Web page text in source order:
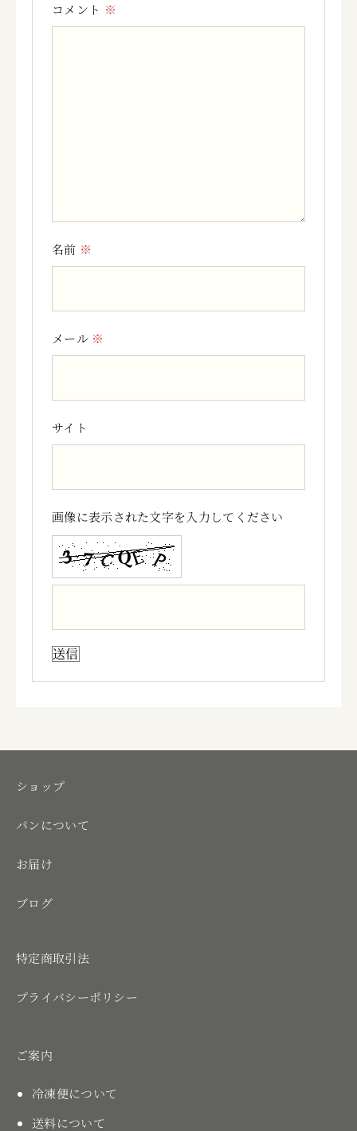
コメント ※
名前 ※
メール ※
サイト
画像に表示された文字を入力してください
ショップ
パンについて
お届け
ブログ
特定商取引法
プライバシーポリシー
ご案内
冷凍便について
送料について